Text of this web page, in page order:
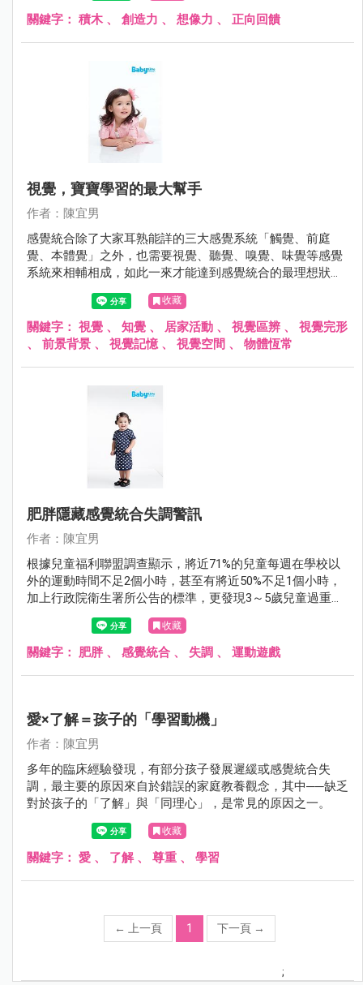
動、想像力與創造力等，甚至也有研究指出透過積木為媒介
關鍵字： 積木 、 創造力 、 想像力 、 正向回饋
視覺，寶寶學習的最大幫手
作者：陳宜男
感覺統合除了大家耳熟能詳的三大感覺系統「觸覺、前庭
覺、本體覺」之外，也需要視覺、聽覺、嗅覺、味覺等感覺
系統來相輔相成，如此一來才能達到感覺統合的最理想狀
態，其中以視覺尤為重要，根據研究顯示，人類大約有80%
的訊息是經由眼睛接收再傳送到大腦，也是主要的學習管道
之一。
收藏
關鍵字： 視覺 、 知覺 、 居家活動 、 視覺區辨 、 視覺完形
、 前景背景 、 視覺記憶、 視覺空間 、 物體恆常
肥胖隱藏感覺統合失調警訊
作者：陳宜男
根據兒童福利聯盟調查顯示，將近71%的兒童每週在學校以
外的運動時間不足2個小時，甚至有將近50%不足1個小時，
加上行政院衛生署所公告的標準，更發現3～5歲兒童過重的
比率高達23.9%，兒童的運動習慣不佳可能是導致兒童肥胖
的主因之一。
收藏
關鍵字： 肥胖、 感覺統合 、 失調 、 運動遊戲
愛×了解＝孩子的「學習動機」
作者：陳宜男
多年的臨床經驗發現，有部分孩子發展遲緩或感覺統合失
調，最主要的原因來自於錯誤的家庭教養觀念，其中──缺乏
對於孩子的「了解」與「同理心」，是常見的原因之一。
收藏
關鍵字： 愛 、 了解、 尊重 、 學習
← 上一頁 1 下一頁 →
;